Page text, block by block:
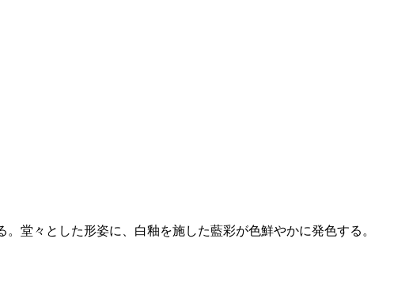
堂々とした形姿に、白釉を施した藍彩が色鮮やかに発色する。